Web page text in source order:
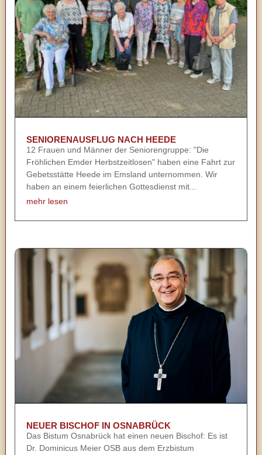
SENIORENAUSFLUG NACH HEEDE
12 Frauen und Männer der Seniorengruppe: "Die
Fröhlichen Emder Herbstzeitlosen" haben eine Fahrt zur
Gebetsstätte Heede im Emsland unternommen. Wir
haben an einem feierlichen Gottesdienst mit...
mehr lesen
NEUER BISCHOF IN OSNABRÜCK
Das Bistum Osnabrück hat einen neuen Bischof: Es ist
Dr. Dominicus Meier OSB aus dem Erzbistum